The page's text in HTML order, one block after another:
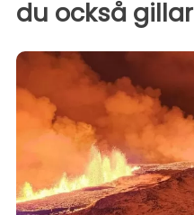
du också gillar